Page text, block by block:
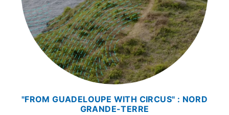
"FROM GUADELOUPE WITH CIRCUS" : NORD
GRANDE-TERRE